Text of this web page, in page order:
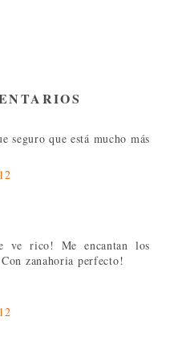
seguro que está mucho más
ve rico! Me encantan los
zanahoria perfecto!